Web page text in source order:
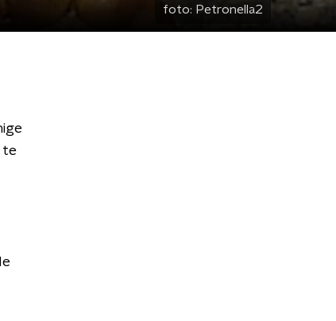
foto: Petronella2
te